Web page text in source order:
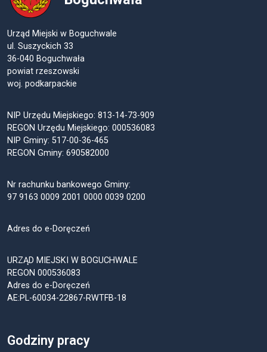
Urząd Miejski w Boguchwale
ul. Suszyckich 33
36-040 Boguchwała
powiat rzeszowski
woj. podkarpackie
NIP Urzędu Miejskiego: 813-14-73-909
REGON Urzędu Miejskiego: 000536083
NIP Gminy: 517-00-36-465
REGON Gminy: 690582000
Nr rachunku bankowego Gminy:
97 9163 0009 2001 0000 0039 0200
Adres do e-Doręczeń
URZĄD MIEJSKI W BOGUCHWALE
REGON 000536083
Adres do e-Doręczeń
AE:PL-60034-22867-RWTFB-18
Godziny pracy